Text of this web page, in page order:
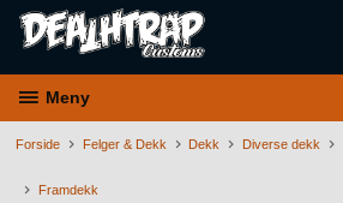
Meny
Forside Felger & Dekk Dekk Diverse dekk
Framdekk